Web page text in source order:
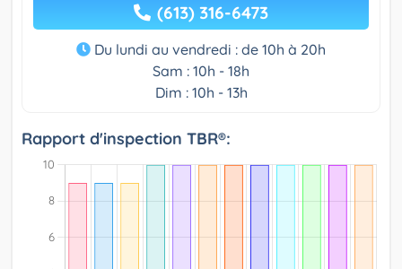
(613) 316-6473
Du lundi au vendredi : de 10h à 20h
Sam : 10h - 18h
Dim : 10h - 13h
Rapport d'inspection TBR®: